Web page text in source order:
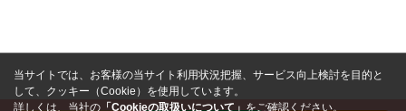
当サイトでは、お客様の当サイト利用状況把握、サービス向上検討を目的と
して、クッキー（Cookie）を使用しています。
詳しくは、当社の 「Cookieの取扱いについて」をご確認ください。